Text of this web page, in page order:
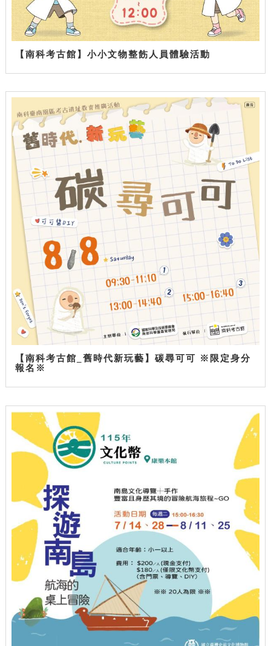
【南科考古館】小小文物整飭人員體驗活動
【南科考古館_舊時代新玩藝】碳尋可可 ※限定身分
報名※